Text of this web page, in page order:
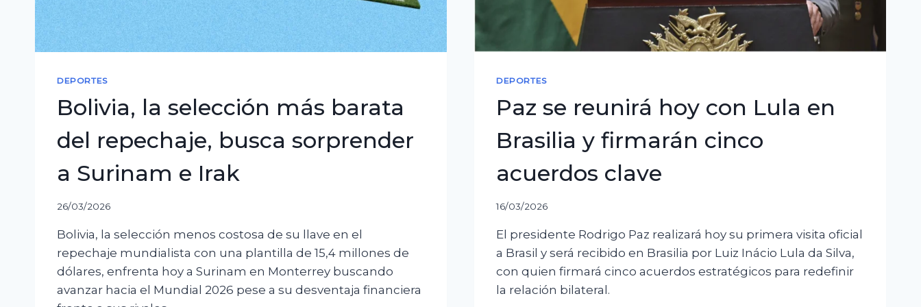
DEPORTES
Bolivia, la selección más barata
del repechaje, busca sorprender
a Surinam e Irak
26/03/2026
Bolivia, la selección menos costosa de su llave en el
repechaje mundialista con una plantilla de 15,4 millones de
dólares, enfrenta hoy a Surinam en Monterrey buscando
avanzar hacia el Mundial 2026 pese a su desventaja financiera
DEPORTES
Paz se reunirá hoy con Lula en
Brasilia y firmarán cinco
acuerdos clave
16/03/2026
El presidente Rodrigo Paz realizará hoy su primera visita oficial
a Brasil y será recibido en Brasilia por Luiz Inácio Lula da Silva,
con quien firmará cinco acuerdos estratégicos para redefinir
la relación bilateral.